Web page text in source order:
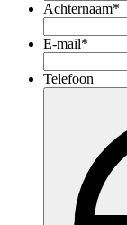
Achternaam*
E-mail*
Telefoon